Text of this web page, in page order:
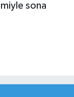
sona